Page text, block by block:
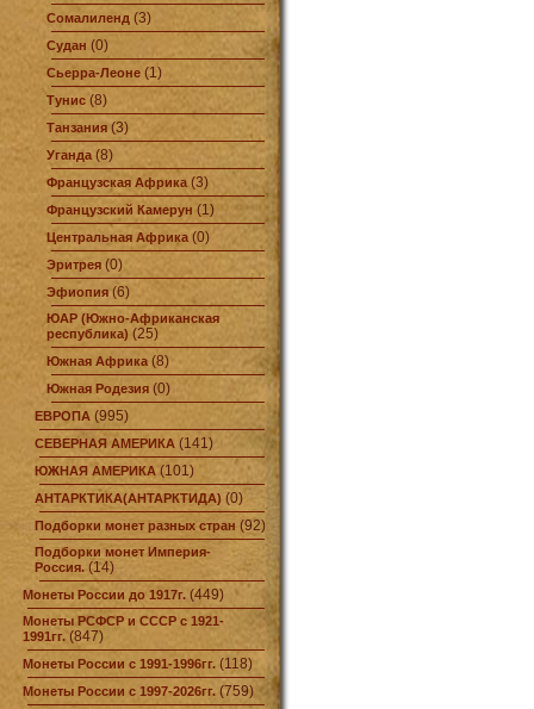
Сомалиленд (3)
Судан (0)
Сьерра-Леоне (1)
Тунис (8)
Танзания (3)
Уганда(8)
Французская Африка(3)
Французский Камерун (1)
Центральная Африка (0)
Эритрея (0)
Эфиопия(6)
ЮАР (Южно-Африканская
республика) (25)
Южная Африка (8)
Южная Родезия (0)
ЕВРОПА (995)
СЕВЕРНАЯ АМЕРИКА (141)
ЮЖНАЯ АМЕРИКА (101)
АНТАРКТИКА(АНТАРКТИДА) (0)
Подборки монет разных стран (92)
Подборки монет Империя-
Россия. (14)
Монеты России до 1917г. (449)
Монеты РСФСР и СССР с 1921-
1991гг. (847)
Монеты России с 1991-1996гг. (118)
Монеты России с 1997-2026гг. (759)